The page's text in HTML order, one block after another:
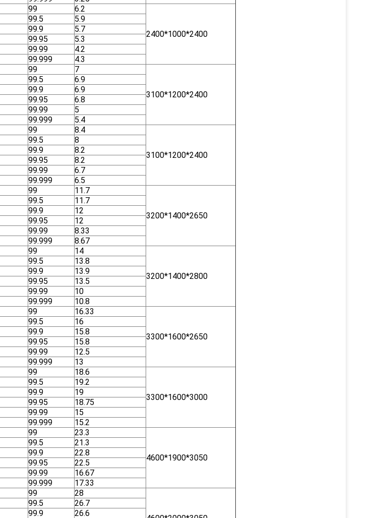
99 6.2
2400*1000*2400
99.5
5.9
99.9
5.7
99.95
5.3
99.99
4.2
99.999 4.3
99 7
3100*1200*2400
99.5
6.9
99.9
6.9
99.95
6.8
99.99
5
99.999 5.4
99 8.4
3100*1200*2400
99.5
8
99.9
8.2
99.95
8.2
99.99
6.7
99.999 6.5
99 11.7
3200*1400*2650
99.5
11.7
99.9
12
99.95
12
99.99
8.33
99.999 8.67
99 14
3200*1400*2800
99.5
13.8
99.9
13.9
99.95
13.5
99.99
10
99.999 10.8
99 16.33
3300*1600*2650
99.5
16
99.9
15.8
99.95
15.8
99.99
12.5
99.999 13
99 18.6
3300*1600*3000
99.5
19.2
99.9
19
99.95
18.75
99.99
15
99.999 15.2
99 23.3
4600*1900*3050
99.5
21.3
99.9
22.8
99.95
22.5
99.99
16.67
99.999 17.33
99 28
99.5
26.7
99.9 26.6